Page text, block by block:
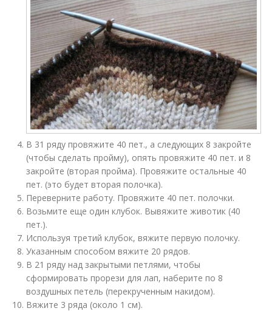
В 31 ряду провяжите 40 пет., а следующих 8 закройте
(чтобы сделать пройму), опять провяжите 40 пет. и 8
закройте (вторая пройма). Провяжите остальные 40
пет. (это будет вторая полочка).
Переверните работу. Провяжите 40 пет. полочки.
Возьмите еще один клубок. Вывяжите животик (40
пет.).
Используя третий клубок, вяжите первую полочку.
Указанным способом вяжите 20 рядов.
В 21 ряду над закрытыми петлями, чтобы
сформировать прорези для лап, наберите по 8
воздушных петель (перекрученным накидом).
Вяжите 3 ряда (около 1 см).